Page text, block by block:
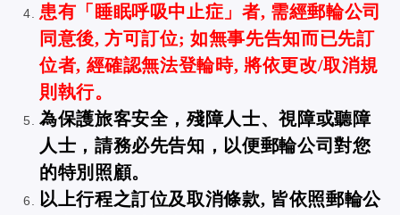
患有「睡眠呼吸中止症」者, 需經郵輪公司
同意後, 方可訂位; 如無事先告知而已先訂
位者, 經確認無法登輪時, 將依更改/取消規
則執行。
為保護旅客安全，殘障人士、視障或聽障
人士，請務必先告知，以便郵輪公司對您
的特別照顧。
以上行程之訂位及取消條款, 皆依照郵輪公